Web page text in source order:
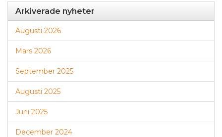
Arkiverade nyheter
Augusti 2026
Mars 2026
September 2025
Augusti 2025
Juni 2025
December 2024